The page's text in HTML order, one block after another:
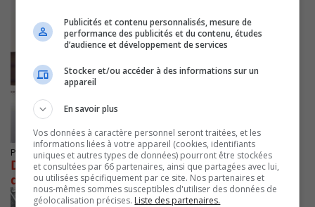
Publié le 6 février 2026 à 09h57
Des citoyens sont inquiets des conséquences
de l’affaire Laroda
Publicités et contenu personnalisés, mesure de
performance des publicités et du contenu, études
d’audience et développement de services
Stocker et/ou accéder à des informations sur un
appareil
En savoir plus
Vos données à caractère personnel seront traitées, et les
informations liées à votre appareil (cookies, identifiants
uniques et autres types de données) pourront être stockées
et consultées par 66 partenaires, ainsi que partagées avec lui,
ou utilisées spécifiquement par ce site. Nos partenaires et
nous-mêmes sommes susceptibles d'utiliser des données de
géolocalisation précises. Liste des partenaires.